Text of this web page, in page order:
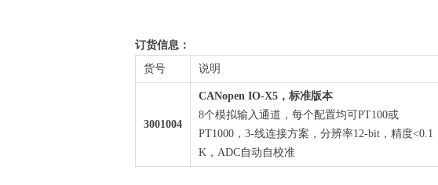
订货信息：
货号
说明
3001004
CANopen IO-X5，标准版本
8个模拟输入通道，每个配置均可PT100或
PT1000，3-线连接方案，分辨率12-bit，精度<0.1
K，ADC自动自校准